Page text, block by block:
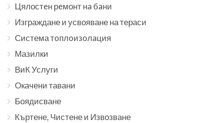
Цялостeн рeмонт нa бaни
Изграждане и усвояване на тераси
Система тoплoизoлaция
Мазилки
ВиК Услуги
Окачени тавани
Боядисване
Къртене, Чистене и Извозване